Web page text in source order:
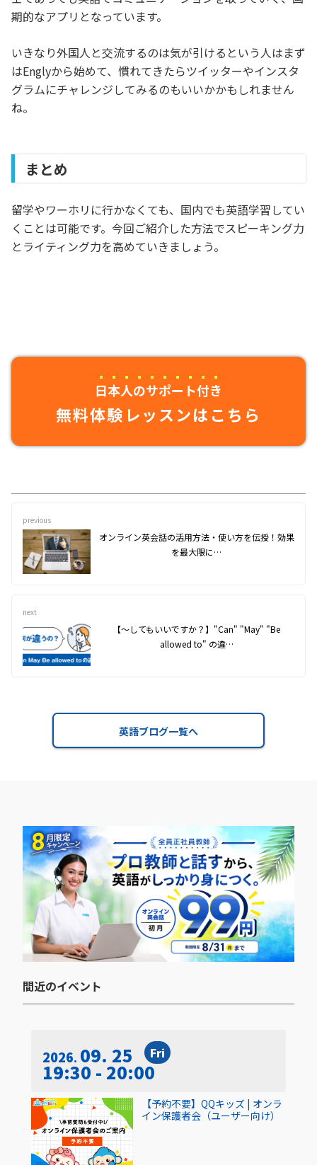
期的なアプリとなっています。
いきなり外国人と交流するのは気が引けるという人はまず
はEnglyから始めて、慣れてきたらツイッターやインスタ
グラムにチャレンジしてみるのもいいかかもしれません
ね。
まとめ
留学やワーホリに行かなくても、国内でも英語学習してい
くことは可能です。今回ご紹介した方法でスピーキング力
とライティング力を高めていきましょう。
日本人のサポート付き
無料体験レッスンはこちら
previous
オンライン英会話の活用方法・使い方を伝授！効果
を最大限に…
next
【～してもいいですか？】"Can" "May" "Be
allowed to" の違…
英語ブログ一覧へ
間近のイベント​
2026 09. 25 Fri
19:30 - 20:00
【予約不要】QQキッズ | オンラ
イン保護者会（ユーザー向け）